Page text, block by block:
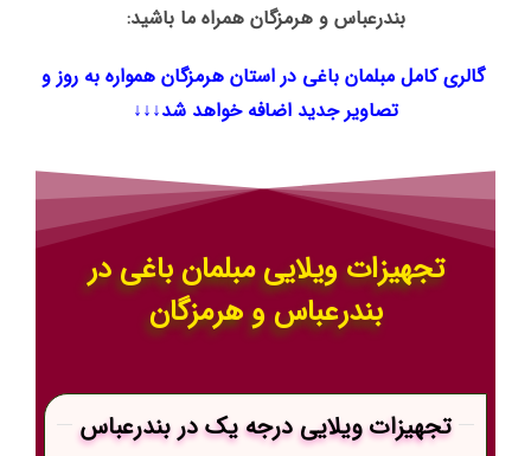
بندرعباس و هرمزگان همراه ما باشید:
گالری کامل مبلمان باغی در استان هرمزگان همواره به روز و
تصاویر جدید اضافه خواهد شد↓↓↓
تجهیزات ویلایی مبلمان باغی در
بندرعباس و هرمزگان
تجهیزات ویلایی درجه یک در بندرعباس